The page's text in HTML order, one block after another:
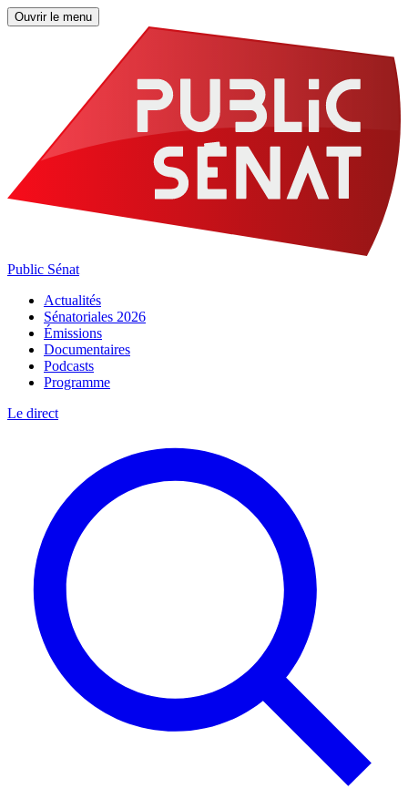
Ouvrir le menu
Public Sénat
Actualités
Sénatoriales 2026
Émissions
Documentaires
Podcasts
Programme
Le direct